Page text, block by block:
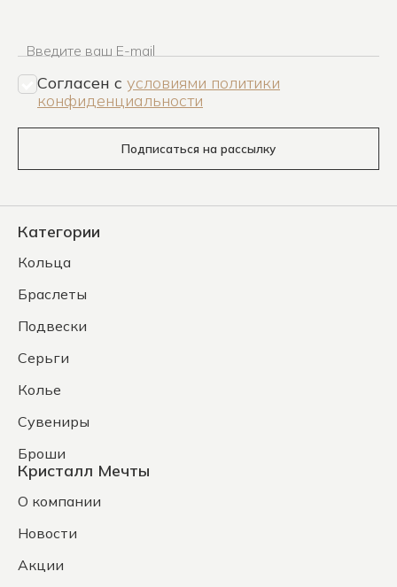
Введите ваш E-mail
Согласен c условиями политики
конфиденциальности
Подписаться на рассылку
Категории
Кольца
Браслеты
Подвески
Серьги
Колье
Сувениры
Броши
Кристалл Мечты
О компании
Новости
Акции